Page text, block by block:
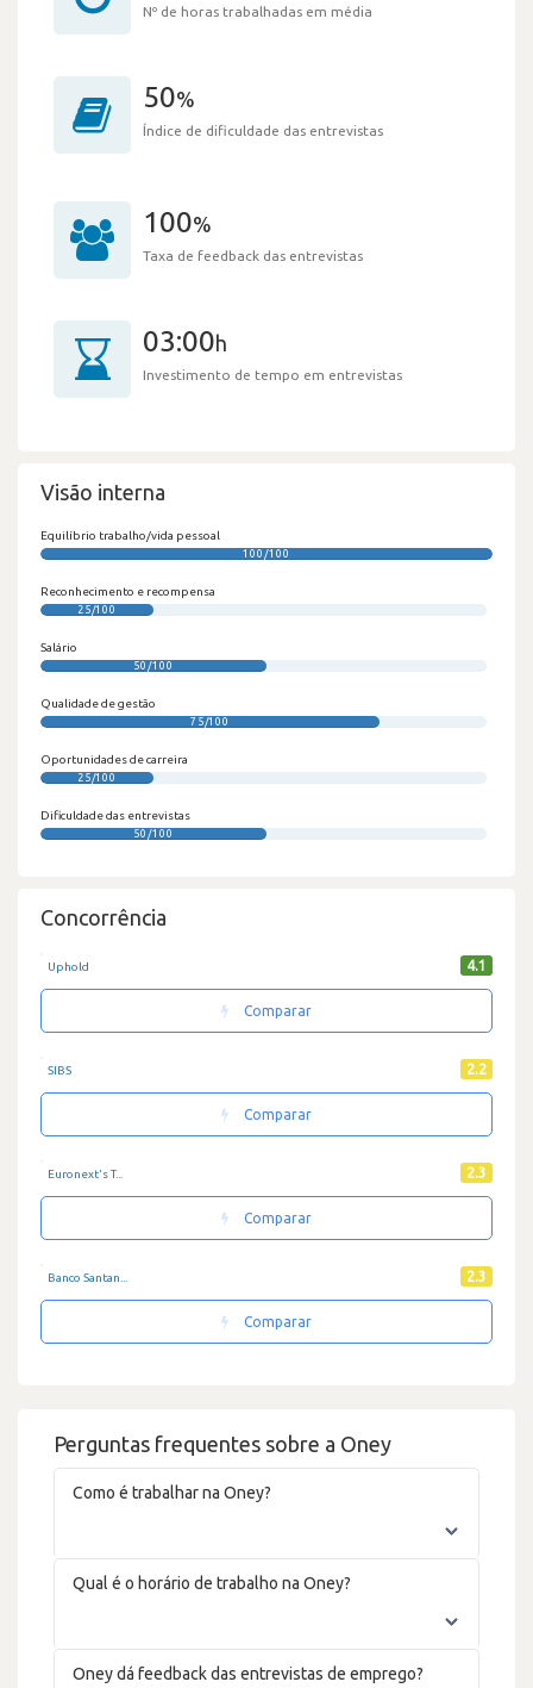
Nº de horas trabalhadas em média
50%
Índice de dificuldade das entrevistas
100%
Taxa de feedback das entrevistas
03:00h
Investimento de tempo em entrevistas
Perguntas frequentes sobre a Oney
Como é trabalhar na Oney?
Qual é o horário de trabalho na Oney?
Oney dá feedback das entrevistas de emprego?
Visão interna
Equilíbrio trabalho/vida pessoal
100/100
Reconhecimento e recompensa
25/100
Salário
50/100
Qualidade de gestão
75/100
Oportunidades de carreira
25/100
Dificuldade das entrevistas
50/100
Concorrência
Uphold 4.1
Comparar
SIBS 2.2
Comparar
Euronext's T... 2.3
Comparar
Banco Santan... 2.3
Comparar